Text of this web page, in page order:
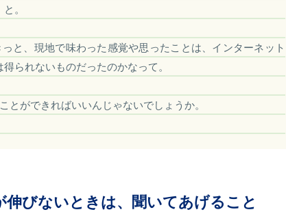
。
と、現地で味わった感覚や思ったことは、インターネット
られないものだったのかなって。
とができればいいんじゃないでしょうか。
伸びないときは、聞いてあげること